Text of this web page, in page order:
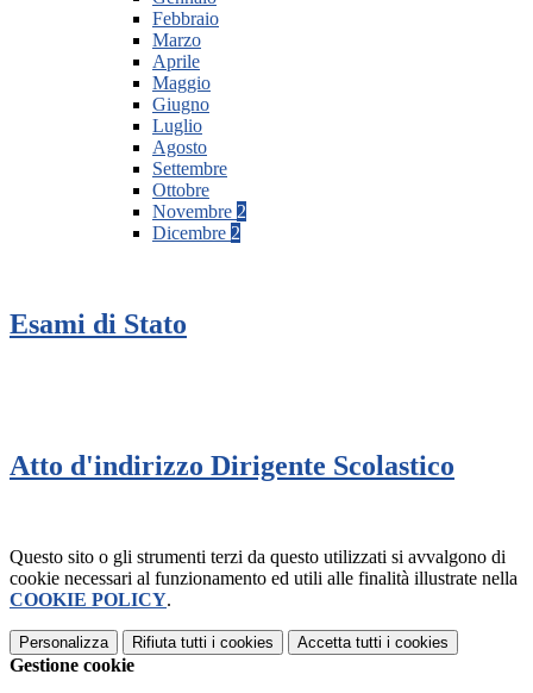
Febbraio
Marzo
Aprile
Maggio
Giugno
Luglio
Agosto
Settembre
Ottobre
Novembre 2
Dicembre 2
Esami di Stato
Atto d'indirizzo Dirigente Scolastico
Questo sito o gli strumenti terzi da questo utilizzati si avvalgono di
cookie necessari al funzionamento ed utili alle finalità illustrate nella
COOKIE POLICY.
Personalizza Rifiuta tutti i cookies Accetta tutti i cookies
Gestione cookie